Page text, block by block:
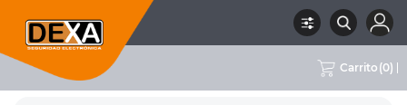
Carrito (0)
RUBRO SUBRUBRO